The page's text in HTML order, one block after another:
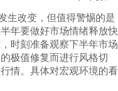
生改变，但值得警惕的是
年要做好市场情绪释放快
时刻准备观察下半年市场
极值修复而进行风格切
情。具体对宏观环境的看